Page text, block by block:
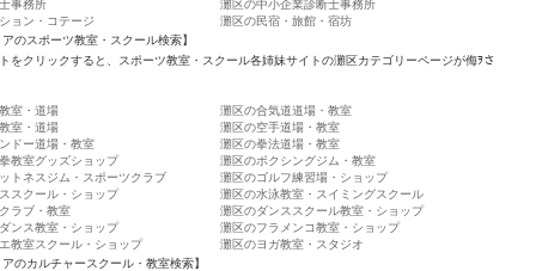
事務所
灘区の中小企業診断士事務所
ョン・コテージ
灘区の民宿・旅館・宿坊
のスポーツ教室・スクール検索】
をクリックすると、スポーツ教室・スクール各姉妹サイトの灘区カテゴリーページが侮ｦさ
室・道場
灘区の合気道道場・教室
室・道場
灘区の空手道場・教室
ドー道場・教室
灘区の拳法道場・教室
教室グッズショップ
灘区のボクシングジム・教室
トネスジム・スポーツクラブ
灘区のゴルフ練習場・ショップ
スクール・ショップ
灘区の水泳教室・スイミングスクール
ラブ・教室
灘区のダンススクール教室・ショップ
ンス教室・ショップ
灘区のフラメンコ教室・ショップ
教室スクール・ショップ
灘区のヨガ教室・スタジオ
のカルチャースクール・教室検索】